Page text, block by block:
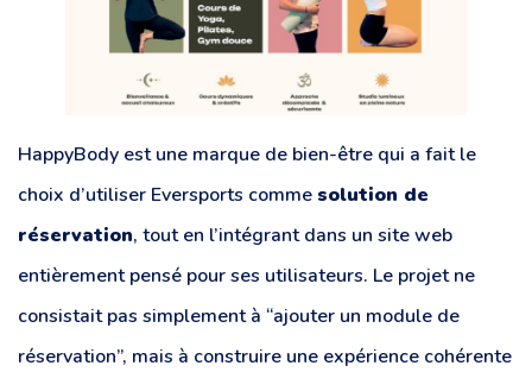
HappyBody est une marque de bien-être qui a fait le
choix d’utiliser Eversports comme solution de
réservation, tout en l’intégrant dans un site web
entièrement pensé pour ses utilisateurs. Le projet ne
consistait pas simplement à “ajouter un module de
réservation”, mais à construire une expérience cohérente